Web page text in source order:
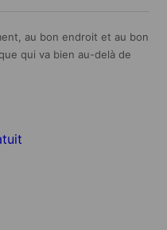
au bon endroit et au bon
qui va bien au-delà de